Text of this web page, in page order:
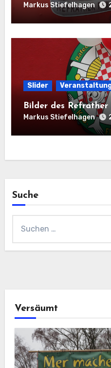
Markus Stiefelhagen
Slider
Bilder des Refrather
Markus Stiefelhagen
Suche
nach:
Versäumt